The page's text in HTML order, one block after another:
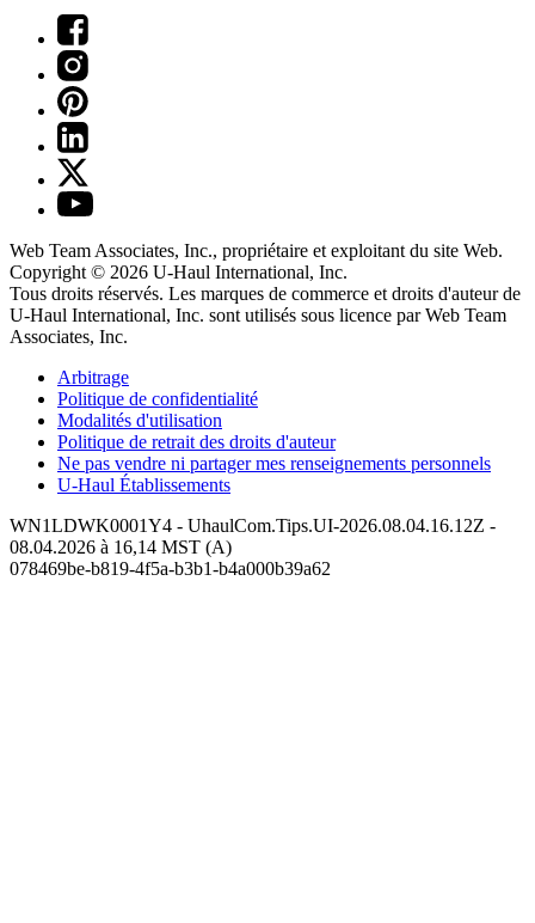
Web Team Associates, Inc., propriétaire et exploitant du site Web.
Copyright © 2026 U-Haul International, Inc.
Tous droits réservés. Les marques de commerce et droits d'auteur de
U-Haul International, Inc. sont utilisés sous licence par Web Team
Associates, Inc.
Arbitrage
Politique de confidentialité
Modalités d'utilisation
Politique de retrait des droits d'auteur
Ne pas vendre ni partager mes renseignements personnels
U-Haul Établissements
WN1LDWK0001Y4 - UhaulCom.Tips.UI-2026.08.04.16.12Z -
08.04.2026 à 16,14 MST (A)
078469be-b819-4f5a-b3b1-b4a000b39a62